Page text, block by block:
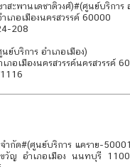
ะพานเดชาติวงศ์)#(ศูนย์บริการ
ภอเมืองนครสวรรค์ 60000
208
ย์บริการ อำเภอเมือง)
อเมืองนครสวรรค์นครสวรรค์
ำกัด#(ศูนย์บริการ แคราย-
วัญ อำเภอเมือง นนทบุรี